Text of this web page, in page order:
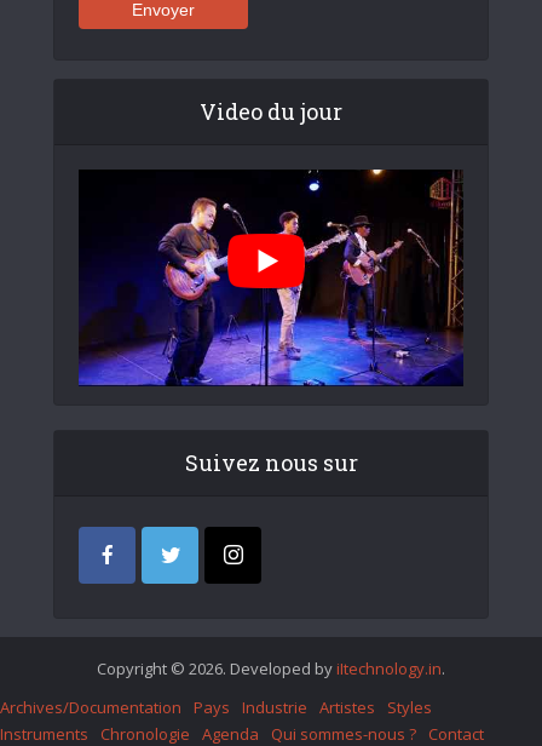
Video du jour
Suivez nous sur
Copyright © 2026. Developed by iItechnology.in.
Archives/Documentation
Pays Industrie Artistes
Styles
Instruments
Chronologie Agenda Qui sommes-nous ? Contact